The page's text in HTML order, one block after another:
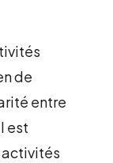
de
entre
est
activités